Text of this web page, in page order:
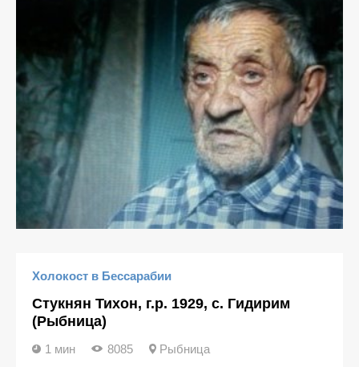
Холокост в Бессарабии
Стукнян Тихон, г.р. 1929, с. Гидирим
(Рыбница)
1 мин 8085 Рыбница